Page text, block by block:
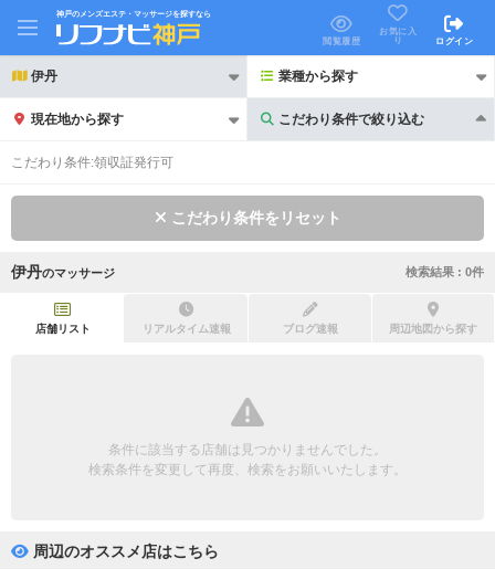
神戸のメンズエステ・マッサージを探すなら
閲覧履歴
お気に入
り
ログイン
伊丹 業種から探す
現在地から探す こだわり条件で絞り込む
こだわり条件で絞り込む
初回割引あり リピーター割引あり
団体様歓迎
ペアルームあり
こだわり条件:領収証発行可
こだわり条件をリセット
伊丹のマッサージ 検索結果 : 0件
店舗リスト リアルタイム速報 ブログ速報 周辺地図から探す
条件に該当する店舗は見つかりませんでした。
検索条件を変更して再度、検索をお願いいたします。
周辺のオススメ店はこちら